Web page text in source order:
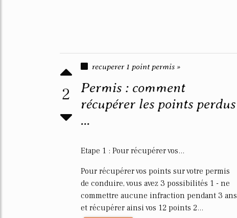
2
recuperer 1 point permis »
Permis : comment
récupérer les points perdus
...
Etape 1 : Pour récupérer vos...
Pour récupérer vos points sur votre permis
de conduire, vous avez 3 possibilités 1 - ne
commettre aucune infraction pendant 3 ans
et récupérer ainsi vos 12 points 2...